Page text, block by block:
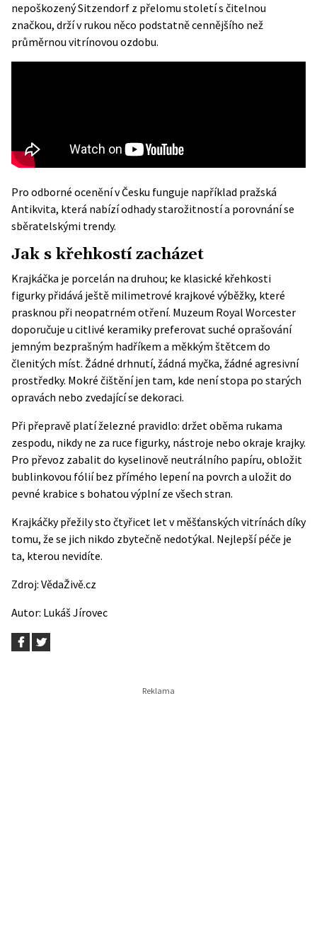
nepoškozený Sitzendorf z přelomu století s čitelnou
značkou, drží v rukou něco podstatně cennějšího než
průměrnou vitrínovou ozdobu.
Pro odborné ocenění v Česku funguje například pražská
Antikvita, která nabízí odhady starožitností a porovnání se
sběratelskými trendy.
Jak s křehkostí zacházet
Krajkáčka je porcelán na druhou; ke klasické křehkosti
figurky přidává ještě milimetrové krajkové výběžky, které
prasknou při neopatrném otření. Muzeum Royal Worcester
doporučuje u citlivé keramiky preferovat suché oprašování
jemným bezprašným hadříkem a měkkým štětcem do
členitých míst. Žádné drhnutí, žádná myčka, žádné agresivní
prostředky. Mokré čištění jen tam, kde není stopa po starých
opravách nebo zvedající se dekoraci.
Při přepravě platí železné pravidlo: držet oběma rukama
zespodu, nikdy ne za ruce figurky, nástroje nebo okraje krajky.
Pro převoz zabalit do kyselinově neutrálního papíru, obložit
bublinkovou fólií bez přímého lepení na povrch a uložit do
pevné krabice s bohatou výplní ze všech stran.
Krajkáčky přežily sto čtyřicet let v měšťanských vitrínách díky
tomu, že se jich nikdo zbytečně nedotýkal. Nejlepší péče je
ta, kterou nevidíte.
Zdroj: VědaŽivě.cz
Autor: Lukáš Jírovec